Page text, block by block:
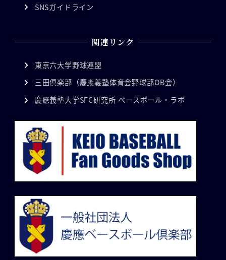
SNSガイドライン
関連リンク
東京六大学野球連盟
三田倶楽部（慶應義塾体育会野球部OB会）
慶應義塾大学SFC研究所 ベースボール・ラボ